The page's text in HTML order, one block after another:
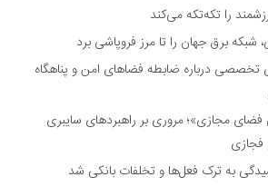
را تکه‌تکه می‌کند
برق جهان را تا مرز فروپاشی برد
تخصصی درباره ضابطه فضا‌های امن و پناهگاه
مجازی»؛ مروری بر راهبرد‌های سایبری
فجازی
به ترک فعل‌ها و تخلفات بانکی شد